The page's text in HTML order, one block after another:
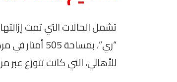
للأهالي، التي كانت تتوزع عبر